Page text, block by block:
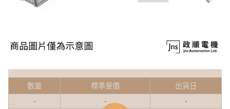
數量 標準單價
出貨日
-
-
-